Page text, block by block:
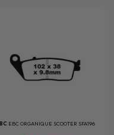
EBC ORGANIQUE SCOOTER SFA196